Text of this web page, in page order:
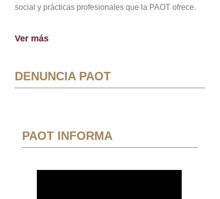
social y prácticas profesionales que la PAOT ofrece.
Ver más
DENUNCIA PAOT
PAOT INFORMA